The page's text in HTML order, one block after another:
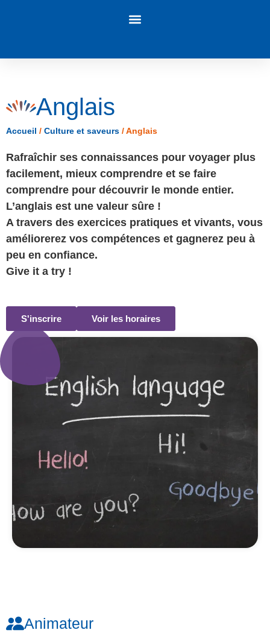
Anglais
Accueil / Culture et saveurs / Anglais
Rafraîchir ses connaissances pour voyager plus
facilement, mieux comprendre et se faire
comprendre pour découvrir le monde entier.
L’anglais est une valeur sûre !
A travers des exercices pratiques et vivants, vous
améliorerez vos compétences et gagnerez peu à
peu en confiance.
Give it a try !
S'inscrire Voir les horaires
Animateur